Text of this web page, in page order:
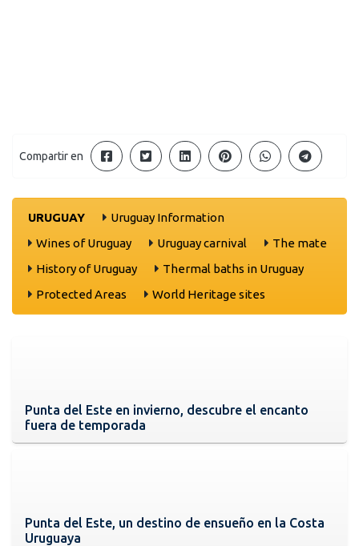
Compartir en
URUGUAY
Uruguay Information
Wines of Uruguay
Uruguay carnival
The mate
History of Uruguay
Thermal baths in Uruguay
Protected Areas
World Heritage sites
Punta del Este en invierno, descubre el encanto
fuera de temporada
Punta del Este, un destino de ensueño en la Costa
Uruguaya